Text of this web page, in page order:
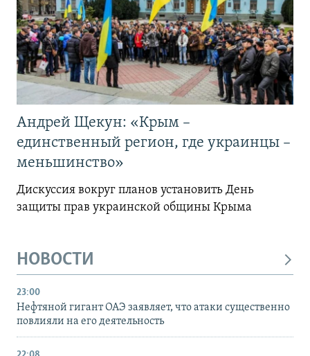
Андрей Щекун: «Крым –
единственный регион, где украинцы –
меньшинство»
Дискуссия вокруг планов установить День
защиты прав украинской общины Крыма
НОВОСТИ
23:00
Нефтяной гигант ОАЭ заявляет, что атаки существенно
повлияли на его деятельность